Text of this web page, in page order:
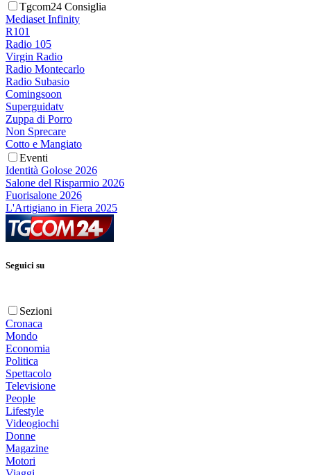
Tgcom24 Consiglia
Mediaset Infinity
R101
Radio 105
Virgin Radio
Radio Montecarlo
Radio Subasio
Comingsoon
Superguidatv
Zuppa di Porro
Non Sprecare
Cotto e Mangiato
Eventi
Identità Golose 2026
Salone del Risparmio 2026
Fuorisalone 2026
L'Artigiano in Fiera 2025
Seguici su
Sezioni
Cronaca
Mondo
Economia
Politica
Spettacolo
Televisione
People
Lifestyle
Videogiochi
Donne
Magazine
Motori